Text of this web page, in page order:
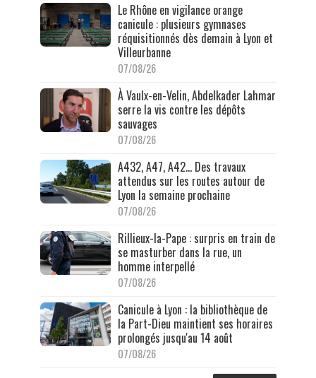
Le Rhône en vigilance orange
canicule : plusieurs gymnases
réquisitionnés dès demain à Lyon et
Villeurbanne
07/08/26
À Vaulx-en-Velin, Abdelkader Lahmar
serre la vis contre les dépôts
sauvages
07/08/26
A432, A47, A42… Des travaux
attendus sur les routes autour de
Lyon la semaine prochaine
07/08/26
Rillieux-la-Pape : surpris en train de
se masturber dans la rue, un
homme interpellé
07/08/26
Canicule à Lyon : la bibliothèque de
la Part-Dieu maintient ses horaires
prolongés jusqu'au 14 août
07/08/26